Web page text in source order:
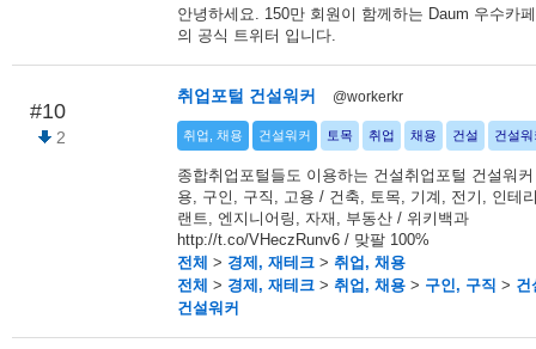
안녕하세요. 150만 회원이 함께하는 Daum 우수카
의 공식 트위터 입니다.
#10
2
취업포털 건설워커 @workerkr
취업, 채용 건설워커 토목 취업 채용 건설 건설워
종합취업포털들도 이용하는 건설취업포털 건설워
용, 구인, 구직, 고용 / 건축, 토목, 기계, 전기, 인테
랜트, 엔지니어링, 자재, 부동산 / 위키백과
http://t.co/VHeczRunv6 / 맞팔 100%
전체 > 경제, 재테크 > 취업, 채용
전체 > 경제, 재테크 > 취업, 채용 > 구인, 구직 > 건
건설워커